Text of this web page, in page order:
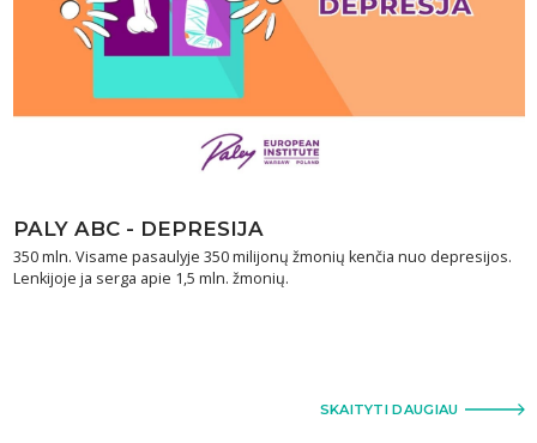
PALY ABC - DEPRESIJA
350 mln. Visame pasaulyje 350 milijonų žmonių kenčia nuo depresijos.
Lenkijoje ja serga apie 1,5 mln. žmonių.
SKAITYTI DAUGIAU